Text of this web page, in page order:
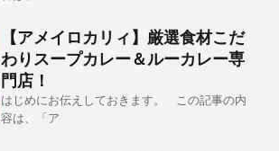
【アメイロカリィ】厳選食材こだ
わりスープカレー＆ルーカレー専
門店！
はじめにお伝えしておきます。 この記事の内
容は、「ア